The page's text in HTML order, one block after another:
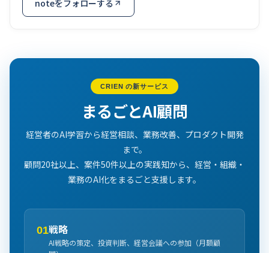
noteをフォローする
CRIEN の新サービス
まるごとAI顧問
経営者のAI学習から経営相談、業務改善、プロダクト開発
まで。
顧問20社以上、案件50件以上の実践知から、経営・組織・
業務のAI化をまるごと支援します。
01戦略
AI戦略の策定、投資判断、経営会議への参加（月額顧